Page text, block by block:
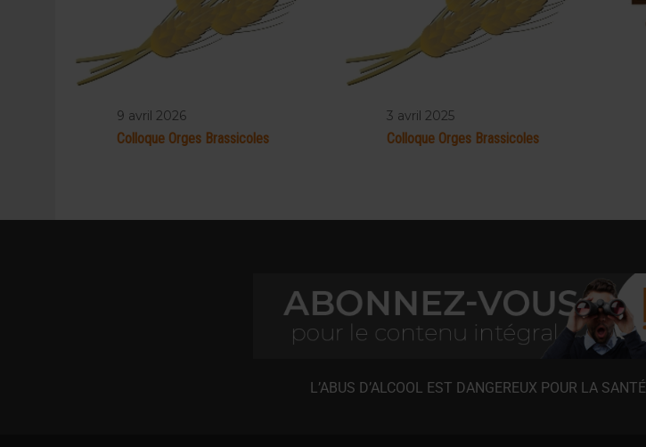
9 avril 2026
Colloque Orges Brassicoles
3 avril 2025
Colloque Orges Brassicoles
L’ABUS D’ALCOOL EST DANGEREUX POUR LA